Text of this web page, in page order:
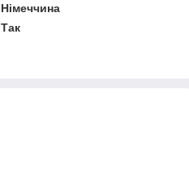
Німеччина
Так